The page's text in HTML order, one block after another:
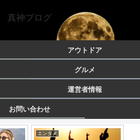
真神ブログ
アウトドア
グルメ
運営者情報
お問い合わせ
エンタメ